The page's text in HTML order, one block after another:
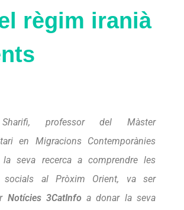
règim iranià
professor del Màster
en Migracions Contemporànies
seva recerca a comprendre les
socials al Pròxim Orient, va ser
Notícies 3CatInfo a donar la seva